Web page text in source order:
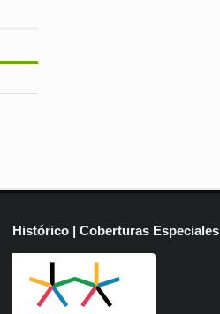
Histórico | Coberturas Especiales